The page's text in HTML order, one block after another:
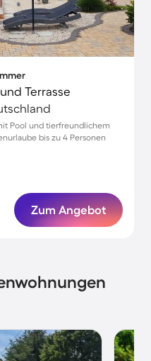
Terrasse
Pool und tierfreundlichem
bis zu 4 Personen
Zum Angebot